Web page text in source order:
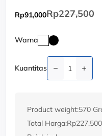
Rp91,000Rp227,500
Warna
Kuantitas
Product weight:570
Total Harga:Rp227,500